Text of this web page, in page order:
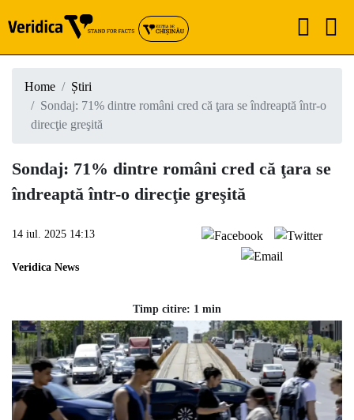
Home
Știri
Sondaj: 71% dintre români cred că ţara se îndreaptă într-o
direcţie greşită
Sondaj: 71% dintre români cred că ţara se
îndreaptă într-o direcţie greşită
14 iul. 2025 14:13
Veridica News
Timp citire: 1 min